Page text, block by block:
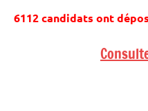
6112 candidats ont